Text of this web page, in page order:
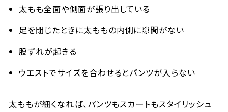
太もも全面や側面が張り出している
足を閉じたときに太ももの内側に隙間がない
股ずれが起きる
ウエストでサイズを合わせるとパンツが入らない
太ももが細くなれば、パンツもスカートもスタイリッシュ